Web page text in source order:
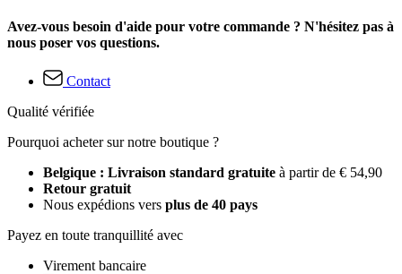
Avez-vous besoin d'aide pour votre commande ? N'hésitez pas à
nous poser vos questions.
Contact
Qualité vérifiée
Pourquoi acheter sur notre boutique ?
Belgique : Livraison standard gratuite à partir de € 54,90
Retour gratuit
Nous expédions vers plus de 40 pays
Payez en toute tranquillité avec
Virement bancaire